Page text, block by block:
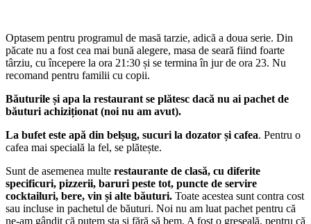
Optasem pentru programul de masă tarzie, adică a doua serie. Din
păcate nu a fost cea mai bună alegere, masa de seară fiind foarte
târziu, cu începere la ora 21:30 și se termina în jur de ora 23. Nu
recomand pentru familii cu copii.
Băuturile și apa la restaurant se plătesc dacă nu ai pachet de
băuturi achiziționat (noi nu am avut).
La bufet este apă din belșug, sucuri la dozator și cafea. Pentru o
cafea mai specială la fel, se plătește.
Sunt de asemenea multe restaurante de clasă, cu diferite
specificuri, pizzerii, baruri peste tot, puncte de servire
cocktailuri, bere, vin și alte băuturi. Toate acestea sunt contra cost
sau incluse in pachetul de băuturi. Noi nu am luat pachet pentru că
ne-am gândit că putem sta și fără să bem. A fost o greșeală, pentru că